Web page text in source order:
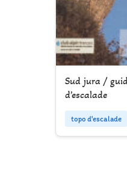
Sud jura /
d’escalade
topo d'escalade